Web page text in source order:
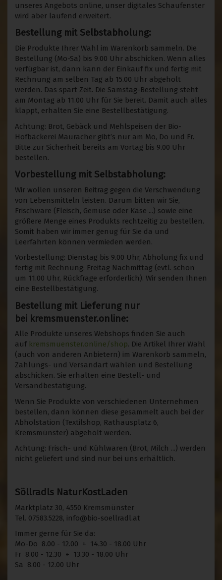
unseres Angebots online, unser digitales Schaufenster
wird aber laufend erweitert.
Bestellung mit Selbstabholung:
Die Produkte Ihrer Wahl im Warenkorb sammeln. Die
Bestellung (Mo-Sa) bis 9.00 Uhr abschicken. Wenn alles
verfügbar ist, dann kann der Einkauf fix und fertig mit
Rechnung am selben Tag ab 15.00 Uhr abgeholt
werden. Das spart Zeit. Die Samstag-Bestellung steht
am Montag ab 11.00 Uhr für Sie bereit. Damit auch alles
klappt, erhalten Sie eine Bestellbestätigung.
Achtung: Brot, Gebäck und Mehlspeisen der Bio-
Hofbäckerei Mauracher gibt’s nur am Mo, Do und Fr.
Bitte zur Sicherheit bereits am Vortag bis 9.00 Uhr
bestellen.
Vorbestellung mit Selbstabholung:
Wir wollen unseren Beitrag gegen die Verschwendung
von Lebensmitteln leisten. Darum bitten wir Sie,
Frischware (Fleisch, Gemüse oder Käse ...) sowie eine
größere Menge eines Produkts rechtzeitig zu bestellen.
Somit haben wir immer genug für Sie da und
Leerfahrten können vermieden werden.
Vorbestellung: Dienstag bis 9.00 Uhr, Abholung fix und
fertig mit Rechnung: Freitag Nachmittag (evtl. schon
um 11.00 Uhr, Rückfrage erforderlich). Wir senden Ihnen
eine Bestellbestätigung.
Bestellung mit Lieferung nur
bei kremsmuenster.online:
Alle Produkte unseres Webshops finden Sie auch
auf kremsmuenster.online/shop. Die Artikel Ihrer Wahl
(auch von anderen Anbietern) im Warenkorb sammeln,
Zahlungs- und Versandart wählen und Bestellung
abschicken. Sie erhalten eine Bestell- und
Versandbestätigung.
Wenn Sie Produkte von verschiedenen Unternehmen
bestellen, dann können diese gesammelt auch bei der
Abholstation (Textilshop, Rathausplatz 6,
Kremsmünster) abgeholt werden.
Achtung: Frisch- und Kühlwaren (Brot, Milch ...) werden
nicht geliefert und sind nur bei uns erhältlich.
Söllradls NaturKostLaden
Marktplatz 30, 4550 Kremsmünster
Tel. 07583.5228, info@bio-soellradl.at
Immer gerne für Sie da:
Mo-Do 8.00 - 12.00 + 14.30 - 18.00 Uhr
Fr 8.00 - 12.30 + 13.30 - 18.00 Uhr
Sa 8.00 - 12.00 Uhr